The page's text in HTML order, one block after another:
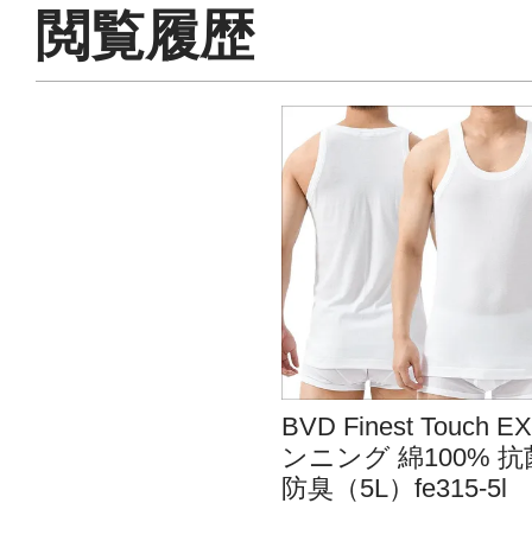
閲覧履歴
BVD Finest Touch
ンニング 綿100% 抗
防臭（5L）fe315-5l